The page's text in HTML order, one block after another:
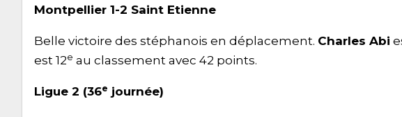
Montpellier 1-2 Saint Etienne
Belle victoire des stéphanois en déplacement. Charles Abi
est 12e au classement avec 42 points.
Ligue 2 (36e journée)